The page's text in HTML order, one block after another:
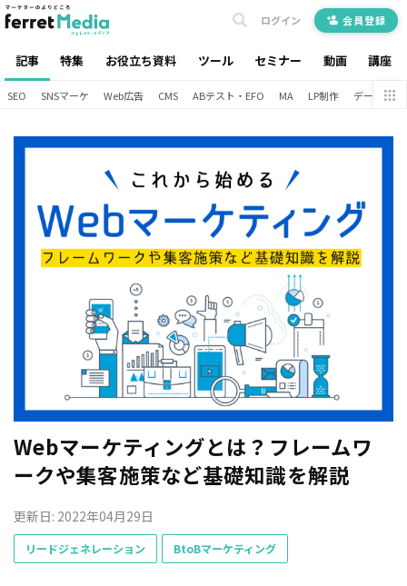
記事 特集 お役立ち資料 ツール セミナー 動画 講座
ログイン 会員登録
SEO SNSマーケ Web広告 CMS ABテスト・EFO MA LP制作 データ分析
Webマーケティングとは？フレームワ
ークや集客施策など基礎知識を解説
更新日: 2022年04月29日
リードジェネレーション BtoBマーケティング